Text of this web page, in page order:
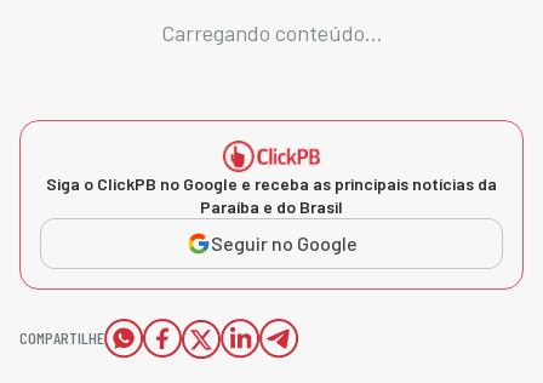
Carregando conteúdo...
Siga o ClickPB no Google e receba as principais notícias da
Paraíba e do Brasil
Seguir no Google
COMPARTILHE